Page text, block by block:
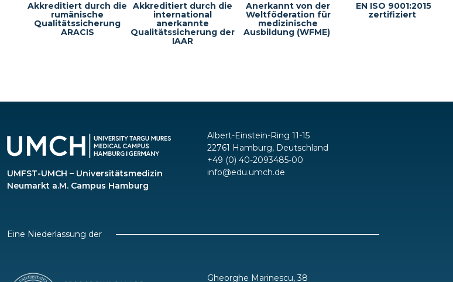
Akkreditiert durch die
rumänische
Qualitätssicherung
ARACIS
Akkreditiert durch die
international
anerkannte
Qualitätssicherung der
IAAR
Anerkannt von der
Weltföderation für
medizinische
Ausbildung (WFME)
EN ISO 9001:2015
zertifiziert
UMFST-UMCH – Universitätsmedizin
Neumarkt a.M. Campus Hamburg
Albert-Einstein-Ring 11-15
22761 Hamburg, Deutschland
+49 (0) 40-2093485-00
info@edu.umch.de
Eine Niederlassung der
Gheorghe Marinescu, 38